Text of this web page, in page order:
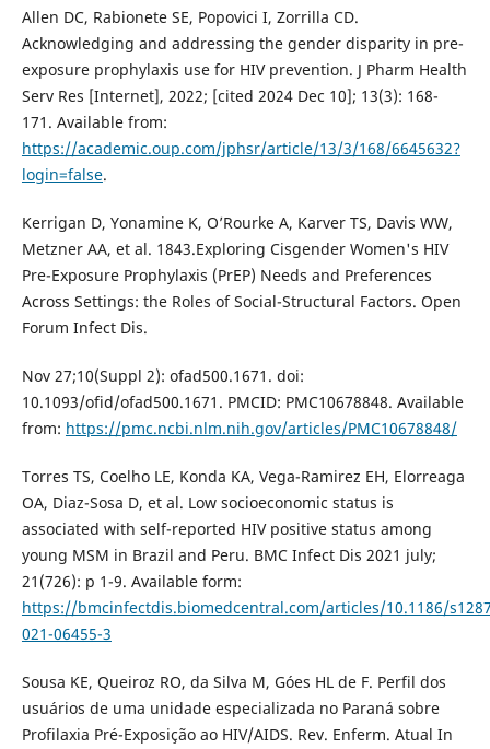
Allen DC, Rabionete SE, Popovici I, Zorrilla CD.
Acknowledging and addressing the gender disparity in pre-
exposure prophylaxis use for HIV prevention. J Pharm Health
Serv Res [Internet], 2022; [cited 2024 Dec 10]; 13(3): 168-
171. Available from:
https://academic.oup.com/jphsr/article/13/3/168/6645632?
login=false.
Kerrigan D, Yonamine K, O’Rourke A, Karver TS, Davis WW,
Metzner AA, et al. 1843.Exploring Cisgender Women's HIV
Pre-Exposure Prophylaxis (PrEP) Needs and Preferences
Across Settings: the Roles of Social-Structural Factors. Open
Forum Infect Dis.
Nov 27;10(Suppl 2): ofad500.1671. doi:
10.1093/ofid/ofad500.1671. PMCID: PMC10678848. Available
from: https://pmc.ncbi.nlm.nih.gov/articles/PMC10678848/
Torres TS, Coelho LE, Konda KA, Vega-Ramirez EH, Elorreaga
OA, Diaz-Sosa D, et al. Low socioeconomic status is
associated with self-reported HIV positive status among
young MSM in Brazil and Peru. BMC Infect Dis 2021 july;
21(726): p 1-9. Available form:
https://bmcinfectdis.biomedcentral.com/articles/10.1186/
021-06455-3
Sousa KE, Queiroz RO, da Silva M, Góes HL de F. Perfil dos
usuários de uma unidade especializada no Paraná sobre
Profilaxia Pré-Exposição ao HIV/AIDS. Rev. Enferm. Atual In